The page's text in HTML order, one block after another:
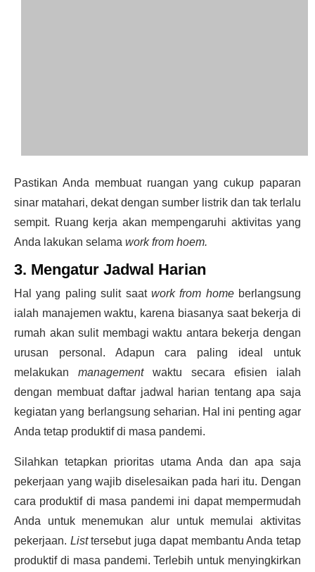
Pastikan Anda membuat ruangan yang cukup paparan
sinar matahari, dekat dengan sumber listrik dan tak terlalu
sempit. Ruang kerja akan mempengaruhi aktivitas yang
Anda lakukan selama work from hoem.
3. Mengatur Jadwal Harian
Hal yang paling sulit saat work from home berlangsung
ialah manajemen waktu, karena biasanya saat bekerja di
rumah akan sulit membagi waktu antara bekerja dengan
urusan personal. Adapun cara paling ideal untuk
melakukan managementwaktu secara efisien ialah
dengan membuat daftar jadwal harian tentang apa saja
kegiatan yang berlangsung seharian. Hal ini penting agar
Anda tetap produktif di masa pandemi.
Silahkan tetapkan prioritas utama Anda dan apa saja
pekerjaan yang wajib diselesaikan pada hari itu. Dengan
cara produktif di masa pandemi ini dapat mempermudah
Anda untuk menemukan alur untuk memulai aktivitas
pekerjaan. Listtersebut juga dapat membantu Anda tetap
produktif di masa pandemi. Terlebih untuk menyingkirkan